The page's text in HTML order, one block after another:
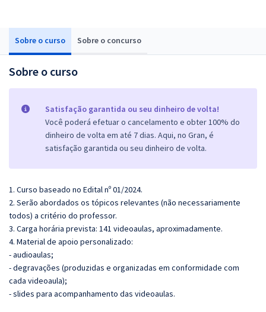
Sobre o curso Sobre o concurso
Sobre o curso
Satisfação garantida ou seu dinheiro de volta!
Você poderá efetuar o cancelamento e obter 100% do
dinheiro de volta em até 7 dias. Aqui, no Gran, é
satisfação garantida ou seu dinheiro de volta.
1. Curso baseado no Edital nº 01/2024.
2. Serão abordados os tópicos relevantes (não necessariamente
todos) a critério do professor.
3. Carga horária prevista: 141 videoaulas, aproximadamente.
4. Material de apoio personalizado:
- audioaulas;
- degravações (produzidas e organizadas em conformidade com
cada videoaula);
- slides para acompanhamento das videoaulas.